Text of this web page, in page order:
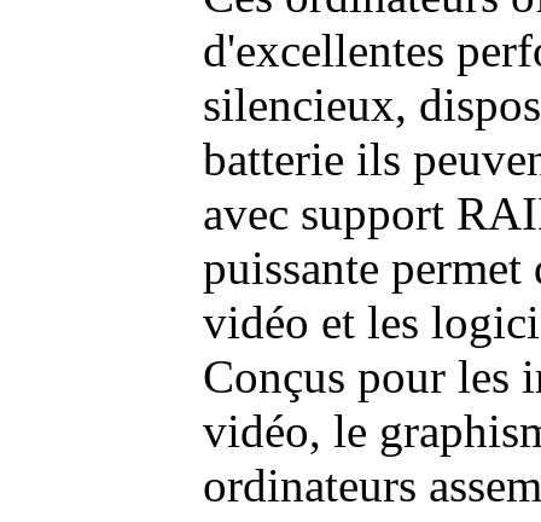
d'excellentes
silencieux,
batterie ils
avec support
puissante permet
vidéo et les
Conçus pour les
vidéo, le
ordinateurs